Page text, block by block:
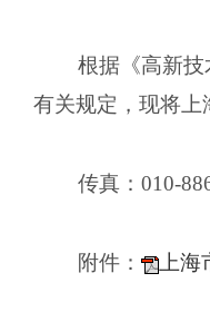
根据《高新技术
有关规定，现将上
传真：010-
附件： 上